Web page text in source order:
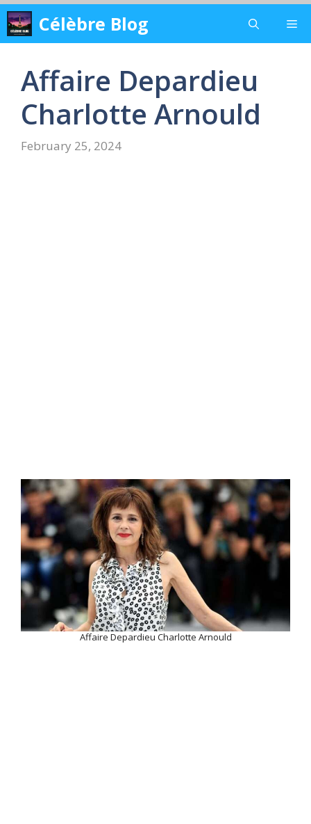
Skip
to
content
Célèbre Blog
Affaire Depardieu
Charlotte Arnould
February 25, 2024
Affaire Depardieu Charlotte Arnould